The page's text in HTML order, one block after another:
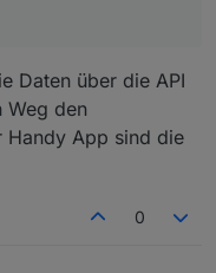
Daten über die API
Weg den
Handy App sind die
0